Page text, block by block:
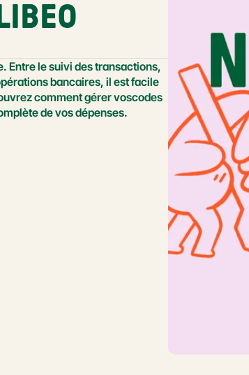
Entre le suivi des transactions,
bancaires, il est facile
comment gérer voscodes
de vos dépenses.